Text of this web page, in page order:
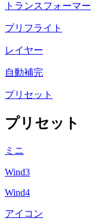
トランスフォーマー
プリフライト
レイヤー
自動補完
プリセット
プリセット
ミニ
Wind3
Wind4
アイコン